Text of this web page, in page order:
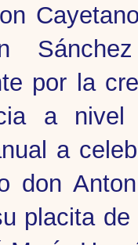
por la
a
a
don
placita